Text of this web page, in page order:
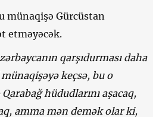
münaqişə Gürcüstan
etməyəcək.
qarşıdurması daha
keçsə, bu o
hüdudlarını aşacaq,
amma mən demək olar ki,